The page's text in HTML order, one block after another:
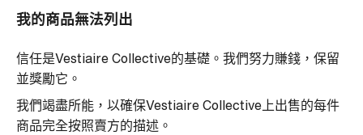
我的商品無法列出
信任是Vestiaire Collective的基礎。我們努力賺錢，保留
並獎勵它。
我們竭盡所能，以確保Vestiaire Collective上出售的每件
商品完全按照賣方的描述。